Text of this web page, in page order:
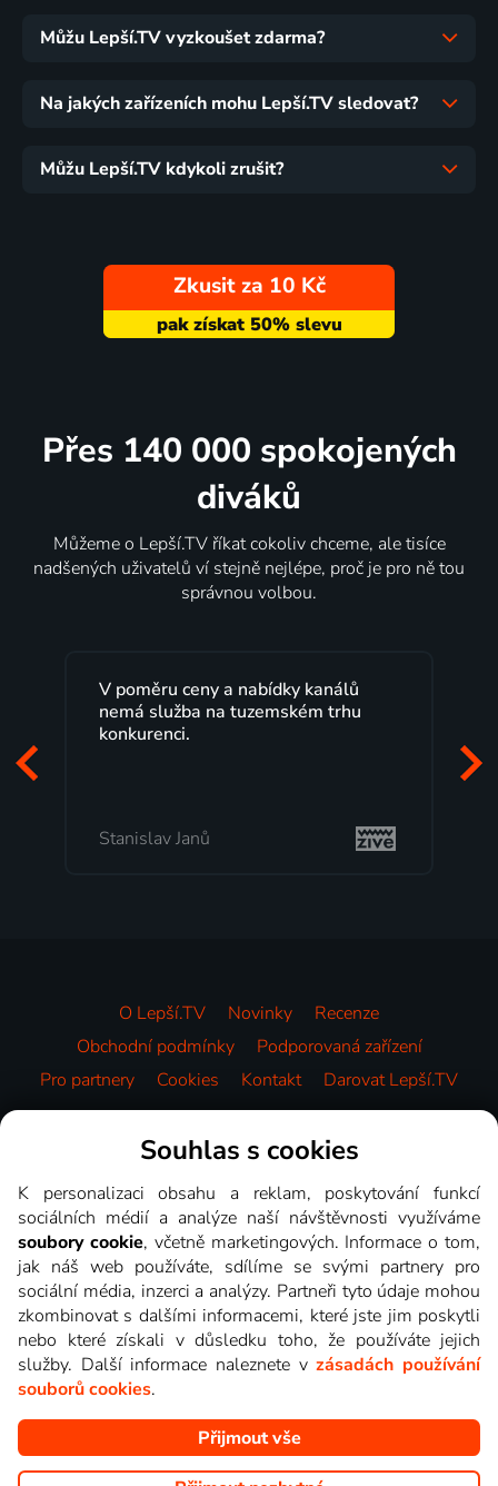
Můžu Lepší.TV vyzkoušet zdarma?
Na jakých zařízeních mohu Lepší.TV sledovat?
Můžu Lepší.TV kdykoli zrušit?
Zkusit za 10 Kč
Přes 140 000 spokojených
diváků
Můžeme o Lepší.TV říkat cokoliv chceme, ale tisíce
nadšených uživatelů ví stejně nejlépe, proč je pro ně tou
správnou volbou.
nabídky kanálů
trhu
Lepší.TV sleduji už několik
maximální spokojeností.
začátek programu, to je
Milada Tomešová
O Lepší.TV Novinky
Recenze
Obchodní podmínky
Podporovaná zařízení
Pro partnery
Cookies Kontakt Darovat Lepší.TV
Videotéka
Copyright © goNET s.r.o. Na tomto webu jsou zobrazovány
obrázky z pořadů TV stanic, které můžete sledovat v Lepší.TV.
Souhlas s cookies
K personalizaci obsahu a reklam, poskytování funkcí
sociálních médií a analýze naší návštěvnosti využíváme
soubory cookie, včetně marketingových. Informace o tom,
jak náš web používáte, sdílíme se svými partnery pro
sociální média, inzerci a analýzy. Partneři tyto údaje mohou
zkombinovat s dalšími informacemi, které jste jim poskytli
nebo které získali v důsledku toho, že používáte jejich
služby. Další informace naleznete vzásadách používání
souborů cookies.
Přijmout vše